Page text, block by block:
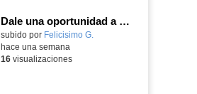
Dale una oportunidad a los Chromebooks y utiliza un proyector para realizar talleres si no tienes pantallas táctiles
Contenido educativo.
subido por Felicisimo G.
hace una semana
16visualizaciones